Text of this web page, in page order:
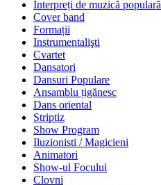
Interpreți de muzică populară
Сover band
Formații
Instrumentalişti
Cvartet
Dansatori
Dansuri Populare
Ansamblu țigănesc
Dans oriental
Striptiz
Show Program
Iluzionisti / Magicieni
Animatori
Show-ul Focului
Clovni